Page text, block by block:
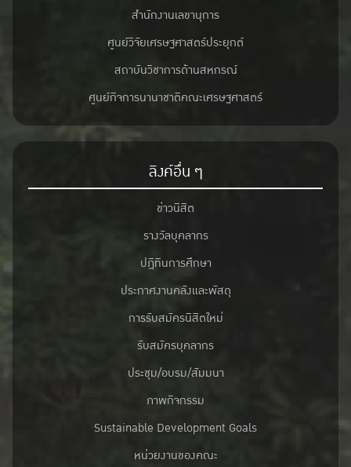
สำนักงานเลขานุการ
ศูนย์วิจัยเศรษฐศาสตร์ประยุกต์
สถาบันวิชาการด้านสหกรณ์
ศูนย์กิจการนานาชาติคณะเศรษฐศาสตร์
ลิงค์อื่น ๆ
ข่าวนิสิต
รางวัลบุคลากร
ปฎิทินการศึกษา
ประกาศงานคลังและพัสดุ
การรับสมัครนิสิตใหม่
รับสมัครบุคลากร
ประชุม/อบรม/สัมมนา
ภาพกิจกรรม
Sustainable Development Goals
หน่วยงานของคณะ